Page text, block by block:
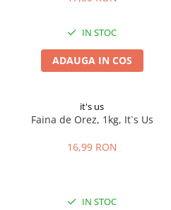
IN STOC
ADAUGA IN COS
it's us
Faina de Orez, 1kg, It`s Us
16,99 RON
IN STOC